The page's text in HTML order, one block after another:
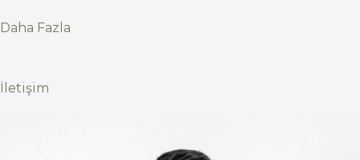
Daha Fazla
İletişim